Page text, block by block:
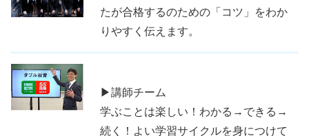
たが合格するのための「コツ」をわか
りやすく伝えます。
▶講師チーム
学ぶことは楽しい！わかる→できる→
続く！よい学習サイクルを身につけて